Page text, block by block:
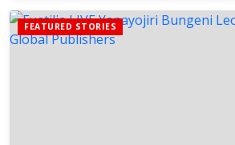
FEATURED STORIES